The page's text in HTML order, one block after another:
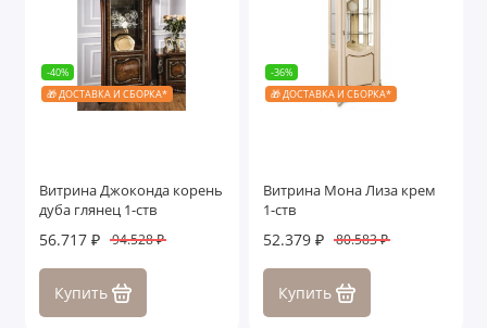
-40%
🎁 ДОСТАВКА И СБОРКА*
Витрина Джоконда корень
дуба глянец 1-ств
56.717 ₽ 94.528 ₽
Купить
-36%
🎁 ДОСТАВКА И СБОРКА*
Витрина Мона Лиза крем
1-ств
52.379 ₽ 80.583 ₽
Купить